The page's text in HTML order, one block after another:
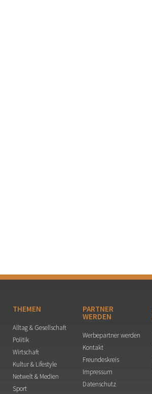
THEMEN
Alltag & Gesellschaft
Politik
Wirtschaft
Kultur & Lifestyle
Netwelt & Medien
Sport
PARTNER
WERDEN
Werbepartner werden
Kontakt
Freundeskreis
Impressum
Datenschutz